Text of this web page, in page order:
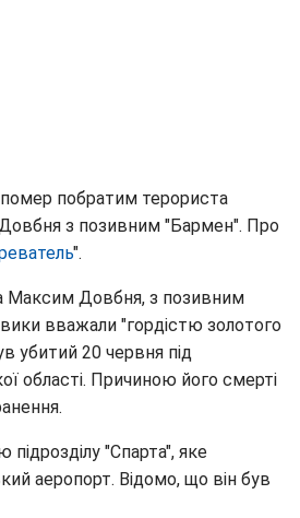
побратим терориста
з позивним "Бармен". Про
".
Максим Довбня, з позивним
вважали "гордістю золотого
убитий 20 червня під
області. Причиною його смерті
"Спарта", яке
аеропорт. Відомо, що він був